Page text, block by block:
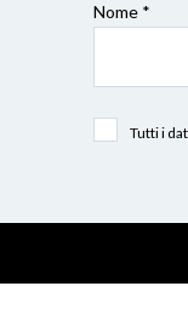
Nome *
Tutti i